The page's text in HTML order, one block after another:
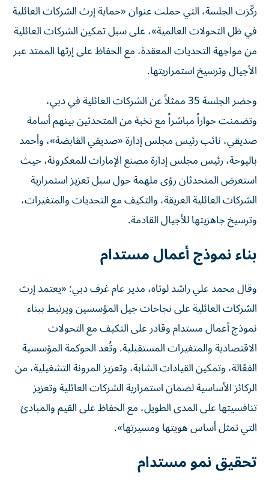
ركّزت الجلسة، التي حملت عنوان «حماية إرث الشركات العائلية
في ظل التحولات العالمية»، على سبل تمكين الشركات العائلية
من مواجهة التحديات المعقدة، مع الحفاظ على إرثها الممتد عبر
الأجيال وترسيخ استمراريتها.
وحضر الجلسة 35 ممثلاً عن الشركات العائلية في دبي،
وتضمنت حواراً مباشراً مع نخبة من المتحدثين بينهم أسامة
صديقي، نائب رئيس مجلس إدارة «صديقي القابضة»، وأحمد
باليوحة، رئيس مجلس إدارة مصنع الإمارات للمعكرونة، حيث
استعرض المتحدثان رؤى ملهمة حول سبل تعزيز استمرارية
الشركات العائلية العريقة، والتكيف مع التحديات والمتغيرات،
وترسيخ جاهزيتها للأجيال القادمة.
بناء نموذج أعمال مستدام
وقال محمد علي راشد لوتاه، مدير عام غرف دبي: «يعتمد إرث
الشركات العائلية على نجاحات جيل المؤسسين ويرتبط ببناء
نموذج أعمال مستدام وقادر على التكيف مع التحولات
الاقتصادية والمتغيرات المستقبلية. وتُعد الحوكمة المؤسسية
الفعّالة، وتمكين القيادات الشابة، وتعزيز المرونة التشغيلية، من
الركائز الأساسية لضمان استمرارية الشركات العائلية وتعزيز
تنافسيتها على المدى الطويل، مع الحفاظ على القيم والمبادئ
التي تمثل أساس هويتها ومسيرتها».
تحقيق نمو مستدام